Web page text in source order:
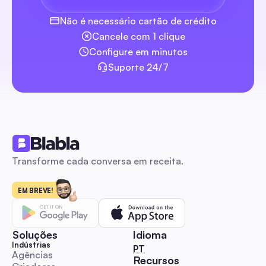
Uma comparação prática e orientada para casos de uso de
editores de vídeo gratuitos que realmente funcionam para
criadores sociais, gestores e pequenas equipas — sem
d'água, exportações corretas, paridade móvel/desktop,
de IA e modelos prontos para plataforma. Inclui fluxos de
plug-and-play e modelos para ir do editar → publicar →
automatizar, para que possa produzir e escalar vídeos
Guias de Redes Sociais
Ícone do Instagram: Guia Completo 2026 para
Aumentarem o Engajamento e Leads
Obtenha tamanhos exatos, configurações de exportação,
templates prontos para uso e uma lista de verificação de
legibilidade, além de um manual passo a passo de testes A/
automação para medir o impacto das mudanças de ícones
engajamento, mensagens diretas e captura de leads.
para gestores de mídias sociais, marcas, criadores e
precisam de melhorias rápidas e testáveis em ícones.
Guias de Redes Sociais
Não é necessário cartão de crédito
Cancele com 1 clique
Configure em minutos
Suporte 24/7
Transforme cada conversa em receita.
EM BREVE!
Soluções
Indústrias
Agências
Recursos
Idioma
PT